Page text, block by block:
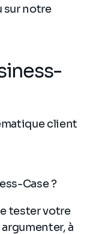
sur notre
client
Case ?
tester votre
à